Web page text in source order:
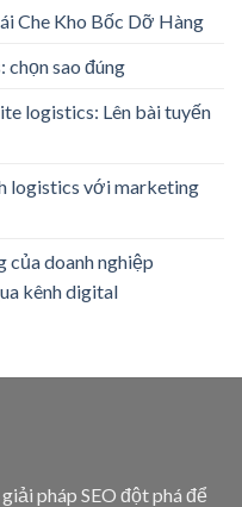
Che Kho Bốc Dỡ Hàng
sao đúng
logistics: Lên bài tuyến
logistics với marketing
của doanh nghiệp
kênh digital
pháp SEO đột phá để